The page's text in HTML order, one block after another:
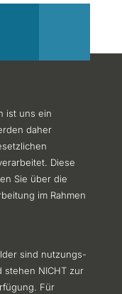
ist uns ein
daher
Diese
Sie über die
im Rahmen
sind nutzungs-
NICHT zur
Für